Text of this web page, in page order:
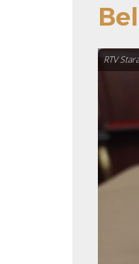
RTV